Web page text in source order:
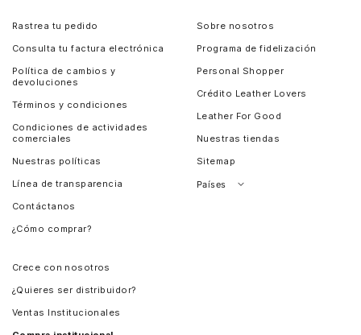
Rastrea tu pedido
Consulta tu factura electrónica
Política de cambios y
devoluciones
Términos y condiciones
Condiciones de actividades
comerciales
Nuestras políticas
Línea de transparencia
Contáctanos
¿Cómo comprar?
Sobre nosotros
Programa de fidelización
Personal Shopper
Crédito Leather Lovers
Leather For Good
Nuestras tiendas
Sitemap
Países
Crece con nosotros
¿Quieres ser distribuidor?
Ventas Institucionales